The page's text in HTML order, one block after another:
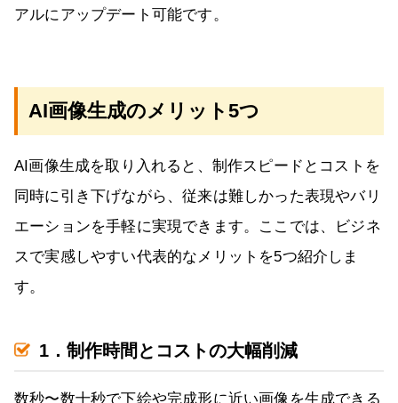
アルにアップデート可能です。
AI画像生成のメリット5つ
AI画像生成を取り入れると、制作スピードとコストを
同時に引き下げながら、従来は難しかった表現やバリ
エーションを手軽に実現できます。ここでは、ビジネ
スで実感しやすい代表的なメリットを5つ紹介しま
す。
1．制作時間とコストの大幅削減
数秒〜数十秒で下絵や完成形に近い画像を生成できる